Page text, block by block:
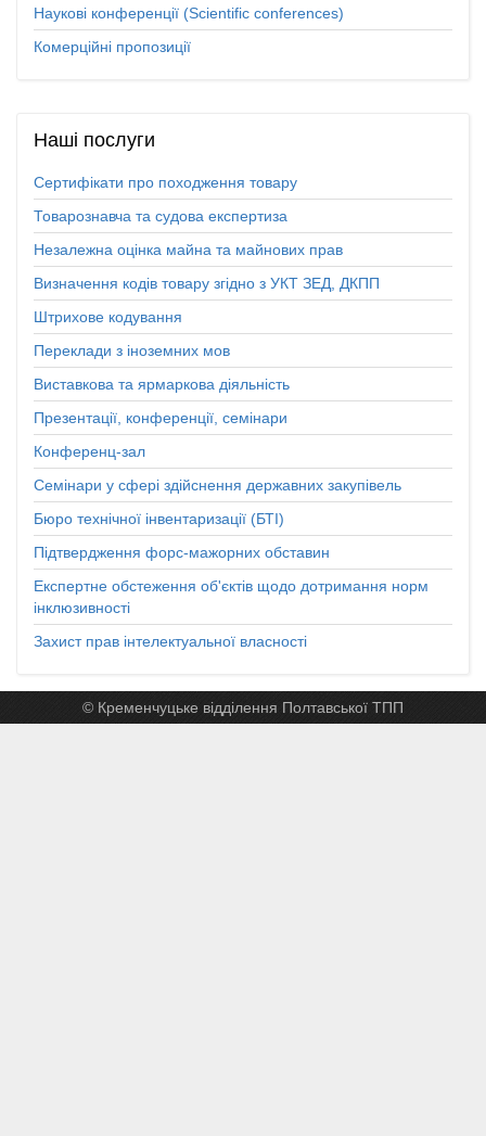
Наукові конференції (Scientific conferences)
Комерційні пропозиції
Наші послуги
Сертифікати про походження товару
Товарознавча та судова експертиза
Незалежна оцінка майна та майнових прав
Визначення кодів товару згідно з УКТ ЗЕД, ДКПП
Штрихове кодування
Переклади з іноземних мов
Виставкова та ярмаркова діяльність
Презентації, конференції, семінари
Конференц-зал
Семінари у сфері здійснення державних закупівель
Бюро технічної інвентаризації (БТІ)
Підтвердження форс-мажорних обставин
Експертне обстеження об'єктів щодо дотримання норм
інклюзивності
Захист прав інтелектуальної власності
© Кременчуцьке відділення Полтавської ТПП